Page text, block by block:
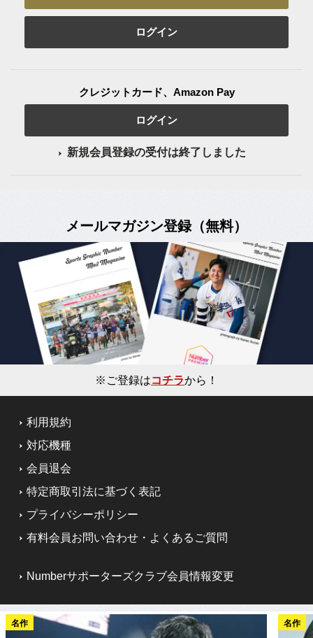
ログイン
クレジットカード、Amazon Pay
ログイン
新規会員登録の受付は終了しました
メールマガジン登録（無料）
※ご登録はコチラから！
利用規約
対応機種
会員退会
特定商取引法に基づく表記
プライバシーポリシー
有料会員お問い合わせ・よくあるご質問
Numberサポーターズクラブ会員情報変更
名作 名作